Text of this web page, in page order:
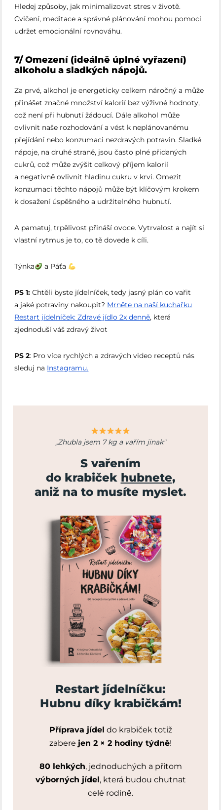
Hledej způsoby, jak minimalizovat stres v životě.
Cvičení, meditace a správné plánování mohou pomoci
udržet emocionální rovnováhu.
7/ Omezení (ideálně úplné vyřazení)
alkoholu a sladkých nápojů.
Za prvé, alkohol je energeticky celkem náročný a může
přinášet značné množství kalorií bez výživné hodnoty,
což není při hubnutí žádoucí. Dále alkohol může
ovlivnit naše rozhodování a vést k neplánovanému
přejídání nebo konzumaci nezdravých potravin. Sladké
nápoje, na druhé straně, jsou často plné přidaných
cukrů, což může zvýšit celkový příjem kalorií
a negativně ovlivnit hladinu cukru v krvi. Omezit
konzumaci těchto nápojů může být klíčovým krokem
k dosažení úspěšného a udržitelného hubnutí.
A pamatuj, trpělivost přináší ovoce. Vytrvalost a najít si
vlastní rytmus je to, co tě dovede k cíli.
Týnka a Páťa
PS 1: Chtěli byste jídelníček, tedy jasný plán co vařit
a jaké potraviny nakoupit? Mrněte na naší kuchařku
Restart jídelníček: Zdravé jídlo 2x denně⁠, která
zjednoduší váš zdravý život
PS 2: Pro více rychlých a zdravých video receptů nás
sleduj na Instagramu.
„Zhubla jsem 7 kg a vařím jinak"
S vařením
do krabiček hubnete,
aniž na to musíte myslet.
Restart jídelníčku:
Hubnu díky krabičkám!
Příprava jídel do krabiček totiž
zabere jen 2 × 2 hodiny týdně!
80 lehkých, jednoduchých a přitom
výborných jídel, která budou chutnat
celé rodině.